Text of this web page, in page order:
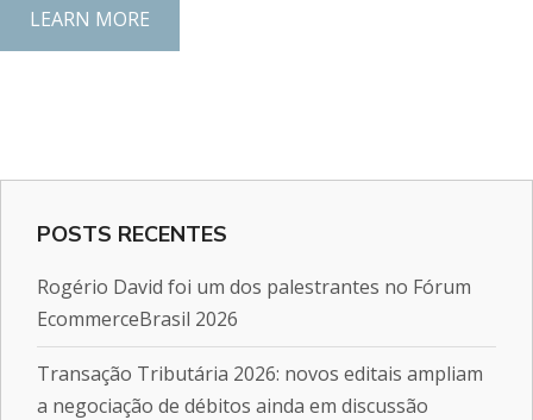
LEARN MORE
POSTS RECENTES
Rogério David foi um dos palestrantes no Fórum
EcommerceBrasil 2026
Transação Tributária 2026: novos editais ampliam
a negociação de débitos ainda em discussão